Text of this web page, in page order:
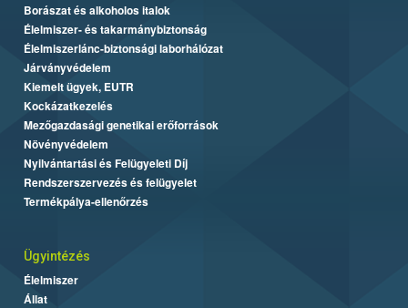
Borászat és alkoholos italok
Élelmiszer- és takarmánybiztonság
Élelmiszerlánc-biztonsági laborhálózat
Járványvédelem
Kiemelt ügyek, EUTR
Kockázatkezelés
Mezőgazdasági genetikai erőforrások
Növényvédelem
Nyilvántartási és Felügyeleti Díj
Rendszerszervezés és felügyelet
Termékpálya-ellenőrzés
Ügyintézés
Élelmiszer
Állat